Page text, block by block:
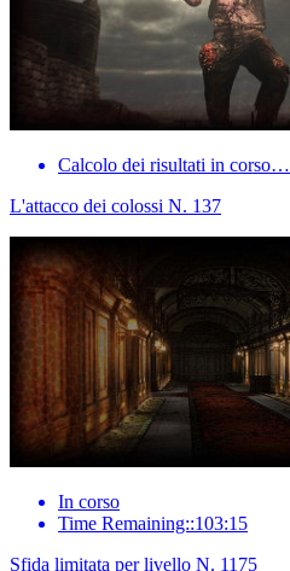
Calcolo dei risultati in corso…
L'attacco dei colossi N. 137
In corso
Time Remaining::103:15
Sfida limitata per livello N. 1175